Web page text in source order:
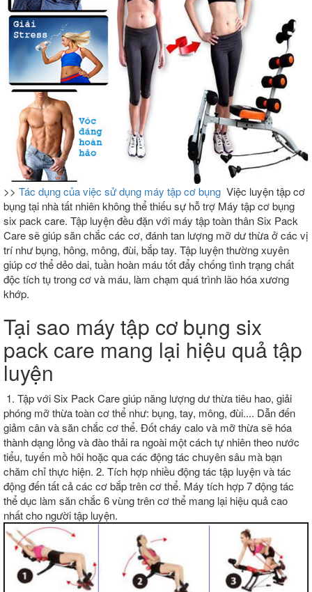
>> Tác dụng của việc sử dụng máy tập cơ bụng Việc luyện tập cơ
bụng tại nhà tất nhiên không thể thiếu sự hỗ trợ Máy tập cơ bụng
six pack care. Tập luyện đều đặn với máy tập toàn thân Six Pack
Care sẽ giúp săn chắc các cơ, đánh tan lượng mỡ dư thừa ở các vị
trí như bụng, hông, mông, đùi, bắp tay. Tập luyện thường xuyên
giúp cơ thể dẻo dai, tuần hoàn máu tốt đẩy chống tình trạng chất
độc tích tụ trong cơ và máu, làm chạm quá trình lão hóa xương
khớp.
Tại sao máy tập cơ bụng six
pack care mang lại hiệu quả tập
luyện
1. Tập với Six Pack Care giúp năng lượng dư thừa tiêu hao, giải
phóng mỡ thừa toàn cơ thể như: bụng, tay, mông, đùi.... Dẫn đến
giảm cân và săn chắc cơ thể. Đốt cháy calo và mỡ thừa sẽ hóa
thành dạng lỏng và đào thải ra ngoài một cách tự nhiên theo nước
tiểu, tuyến mồ hôi hoặc qua các động tác chuyên sâu mà bạn
chăm chỉ thực hiện. 2. Tích hợp nhiều động tác tập luyện và tác
động đến tất cả các cơ bắp trên cơ thể. Máy tích hợp 7 động tác
thể dục làm săn chắc 6 vùng trên cơ thể mang lại hiệu quả cao
nhất cho người tập luyện.